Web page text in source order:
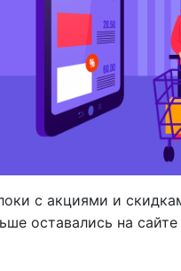
с акциями и
оставались на